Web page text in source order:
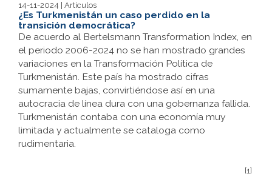
14-11-2024 | Artículos
¿Es Turkmenistán un caso perdido en la
transición democrática?
De acuerdo al Bertelsmann Transformation Index, en
el periodo 2006-2024 no se han mostrado grandes
variaciones en la Transformación Política de
Turkmenistán. Este país ha mostrado cifras
sumamente bajas, convirtiéndose así en una
autocracia de línea dura con una gobernanza fallida.
Turkmenistán contaba con una economía muy
limitada y actualmente se cataloga como
rudimentaria.
[1]